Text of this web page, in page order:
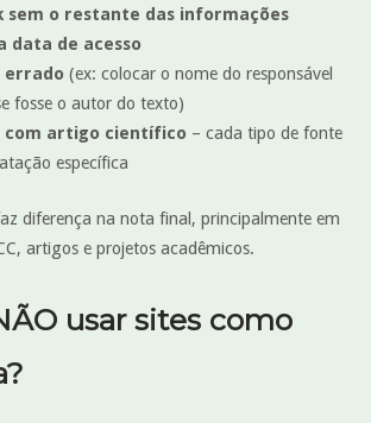
sem o restante das informações
data de acesso
errado (ex: colocar o nome do responsável
fosse o autor do texto)
com artigo científico – cada tipo de fonte
específica
diferença na nota final, principalmente em
artigos e projetos acadêmicos.
usar sites como